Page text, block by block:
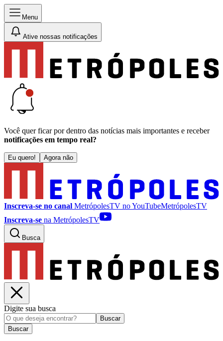
Menu
Ative nossas notificações
Você quer ficar por dentro das notícias mais importantes e receber
notificações em tempo real?
Eu quero! Agora não
Inscreva-se no canal MetrópolesTV noYouTubeMetrópolesTV
Inscreva-se na MetrópolesTV
Busca
Digite sua busca
Buscar
Buscar